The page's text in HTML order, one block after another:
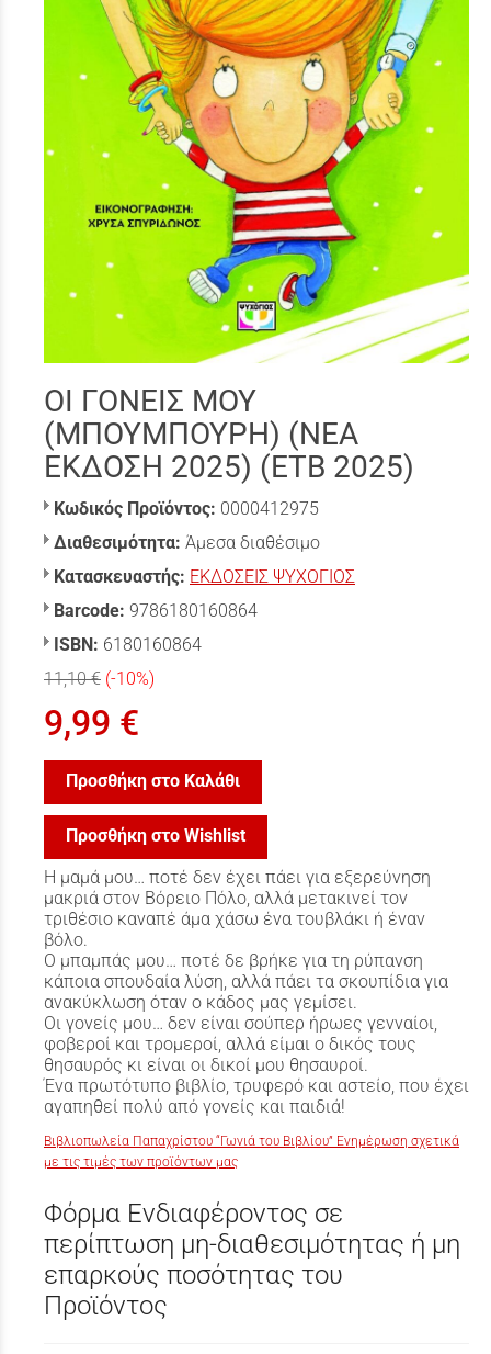
ΟΙ ΓΟΝΕΙΣ ΜΟΥ
(ΜΠΟΥΜΠΟΥΡΗ) (ΝΕΑ
ΕΚΔΟΣΗ 2025) (ΕΤΒ 2025)
Κωδικός Προϊόντος: 0000412975
Διαθεσιμότητα: Άμεσα διαθέσιμο
Κατασκευαστής: ΕΚΔΟΣΕΙΣ ΨΥΧΟΓΙΟΣ
Barcode: 9786180160864
ISBN: 6180160864
11,10 € (-10%)
9,99 €
Προσθήκη στο Καλάθι
Προσθήκη στο Wishlist
Η μαμά μου… ποτέ δεν έχει πάει για εξερεύνηση
μακριά στον Βόρειο Πόλο, αλλά μετακινεί τον
τριθέσιο καναπέ άμα χάσω ένα τουβλάκι ή έναν
βόλο.
Ο μπαμπάς μου… ποτέ δε βρήκε για τη ρύπανση
κάποια σπουδαία λύση, αλλά πάει τα σκουπίδια για
ανακύκλωση όταν ο κάδος μας γεμίσει.
Οι γονείς μου… δεν είναι σούπερ ήρωες γενναίοι,
φοβεροί και τρομεροί, αλλά είμαι ο δικός τους
θησαυρός κι είναι οι δικοί μου θησαυροί.
Ένα πρωτότυπο βιβλίο, τρυφερό και αστείο, που έχει
αγαπηθεί πολύ από γονείς και παιδιά!
Βιβλιοπωλεία Παπαχρίστου “Γωνιά του Βιβλίου” Ενημέρωση σχετικά
με τις τιμές των προϊόντων μας
Φόρμα Ενδιαφέροντος σε
περίπτωση μη-διαθεσιμότητας ή μη
επαρκούς ποσότητας του
Προϊόντος